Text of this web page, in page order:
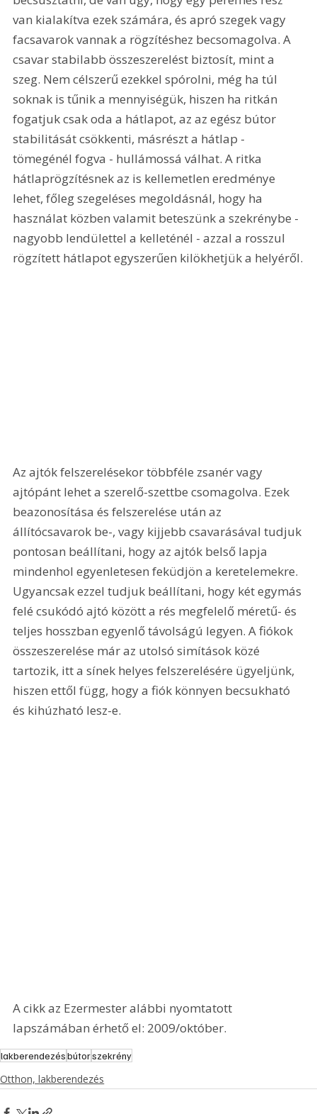
van kialakítva ezek számára, és apró szegek vagy
facsavarok vannak a rögzítéshez becsomagolva. A
csavar stabilabb összeszerelést biztosít, mint a
szeg. Nem célszerű ezekkel spórolni, még ha túl
soknak is tűnik a mennyiségük, hiszen ha ritkán
fogatjuk csak oda a hátlapot, az az egész bútor
stabilitását csökkenti, másrészt a hátlap -
tömegénél fogva - hullámossá válhat. A ritka
hátlaprögzítésnek az is kellemetlen eredménye
lehet, főleg szegeléses megoldásnál, hogy ha
használat közben valamit beteszünk a szekrénybe -
nagyobb lendülettel a kelleténél - azzal a rosszul
rögzített hátlapot egyszerűen kilökhetjük a helyéről.
Az ajtók felszerelésekor többféle zsanér vagy
ajtópánt lehet a szerelő-szettbe csomagolva. Ezek
beazonosítása és felszerelése után az
állítócsavarok be-, vagy kijjebb csavarásával tudjuk
pontosan beállítani, hogy az ajtók belső lapja
mindenhol egyenletesen feküdjön a keretelemekre.
Ugyancsak ezzel tudjuk beállítani, hogy két egymás
felé csukódó ajtó között a rés megfelelő méretű- és
teljes hosszban egyenlő távolságú legyen. A fiókok
összeszerelése már az utolsó simítások közé
tartozik, itt a sínek helyes felszerelésére ügyeljünk,
hiszen ettől függ, hogy a fiók könnyen becsukható
és kihúzható lesz-e.
A cikk az Ezermester alábbi nyomtatott
lapszámában érhető el: 2009/október.
lakberendezésbútorszekrény
Otthon, lakberendezés